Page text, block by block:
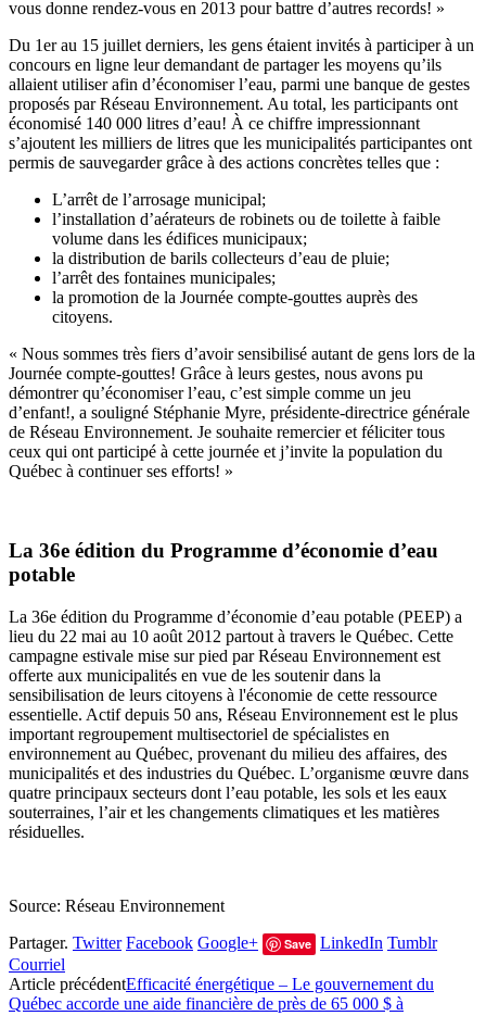
vous donne rendez-vous en 2013 pour battre d’autres records! »
Du 1er au 15 juillet derniers, les gens étaient invités à participer à un
concours en ligne leur demandant de partager les moyens qu’ils
allaient utiliser afin d’économiser l’eau, parmi une banque de gestes
proposés par Réseau Environnement. Au total, les participants ont
économisé 140 000 litres d’eau! À ce chiffre impressionnant
s’ajoutent les milliers de litres que les municipalités participantes ont
permis de sauvegarder grâce à des actions concrètes telles que :
L’arrêt de l’arrosage municipal;
l’installation d’aérateurs de robinets ou de toilette à faible
volume dans les édifices municipaux;
la distribution de barils collecteurs d’eau de pluie;
l’arrêt des fontaines municipales;
la promotion de la Journée compte-gouttes auprès des
citoyens.
« Nous sommes très fiers d’avoir sensibilisé autant de gens lors de la
Journée compte-gouttes! Grâce à leurs gestes, nous avons pu
démontrer qu’économiser l’eau, c’est simple comme un jeu
d’enfant!, a souligné Stéphanie Myre, présidente-directrice générale
de Réseau Environnement. Je souhaite remercier et féliciter tous
ceux qui ont participé à cette journée et j’invite la population du
Québec à continuer ses efforts! »
La 36e édition du Programme d’économie d’eau
potable
La 36e édition du Programme d’économie d’eau potable (PEEP) a
lieu du 22 mai au 10 août 2012 partout à travers le Québec. Cette
campagne estivale mise sur pied par Réseau Environnement est
offerte aux municipalités en vue de les soutenir dans la
sensibilisation de leurs citoyens à l'économie de cette ressource
essentielle. Actif depuis 50 ans, Réseau Environnement est le plus
important regroupement multisectoriel de spécialistes en
environnement au Québec, provenant du milieu des affaires, des
municipalités et des industries du Québec. L’organisme œuvre dans
quatre principaux secteurs dont l’eau potable, les sols et les eaux
souterraines, l’air et les changements climatiques et les matières
résiduelles.
Source: Réseau Environnement
Partager. Twitter Facebook Google+ Save LinkedIn Tumblr
Courriel
Article précédentEfficacité énergétique – Le gouvernement du
Québec accorde une aide financière de près de 65 000 $ à